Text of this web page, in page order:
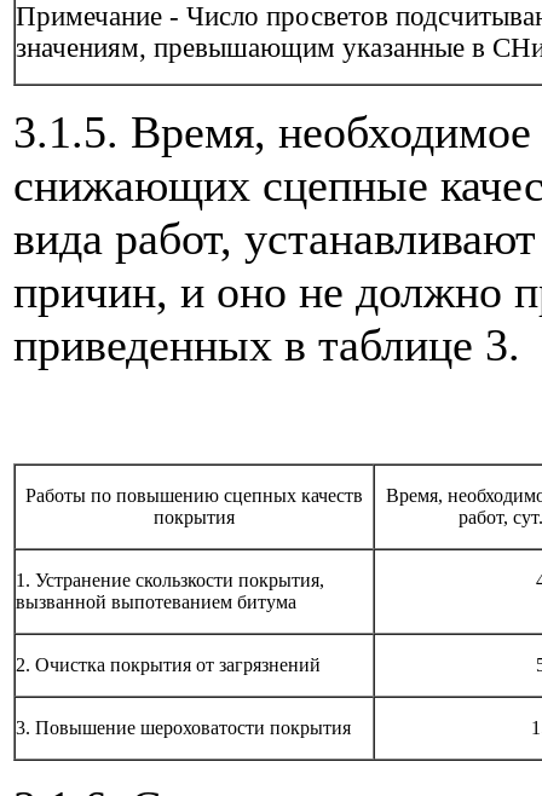
Примечание - Число просветов
значениям, превышающим указанные в
3.1.5. Время,
снижающих сцепные
вида работ,
причин, и оно не должно
приведенных в таблице 3.
Работы по повышению сцепных качеств
покрытия
Время,
работ,
1. Устранение скользкости покрытия,
вызванной выпотеванием битума
2. Очистка покрытия от загрязнений
3. Повышение шероховатости покрытия